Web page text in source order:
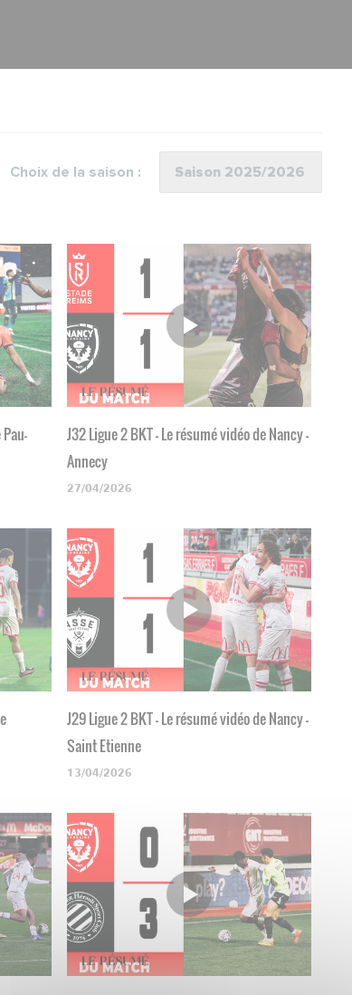
Choix de la saison :
J32 Ligue 2 BKT - Le résumé vidéo de Nancy -
Annecy
27/04/2026
J29 Ligue 2 BKT - Le résumé vidéo de Nancy -
Saint Etienne
13/04/2026